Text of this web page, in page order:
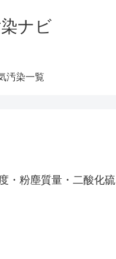
ナビ
汚染一覧
・粉塵質量・二酸化硫